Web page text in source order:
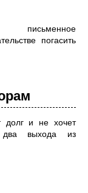
письменное
погасить
долг и не хочет
два выхода из